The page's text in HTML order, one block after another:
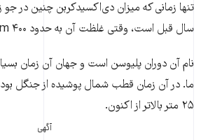
سال قبل است،‌ وقتی غلظت آن به حدود ۴۰۰ ppm رسیده بود.
نام آن دوران پلیوسن است و جهان آن زمان
ما. در آن زمان قطب شمال پوشیده از جنگل
۲۵ متر بالاتر از اکنون.
آگهی